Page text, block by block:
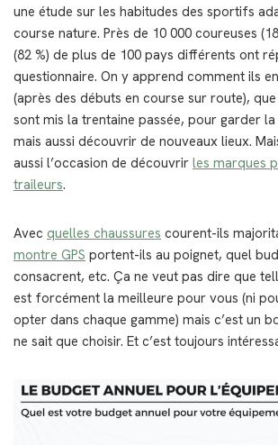
une étude sur les habitudes des sportifs
course nature. Près de 10 000 coureuses
(82 %) de plus de 100 pays différents ont
questionnaire. On y apprend comment ils
(après des débuts en course sur route),
sont mis la trentaine passée, pour garder
mais aussi découvrir de nouveaux lieux.
aussi l’occasion de découvrir les marques
traileurs.
Avec quelles chaussures courent-ils
montre GPS portent-ils au poignet, quel
consacrent, etc. Ça ne veut pas dire que
est forcément la meilleure pour vous (ni
opter dans chaque gamme) mais c’est un
ne sait que choisir. Et c’est toujours